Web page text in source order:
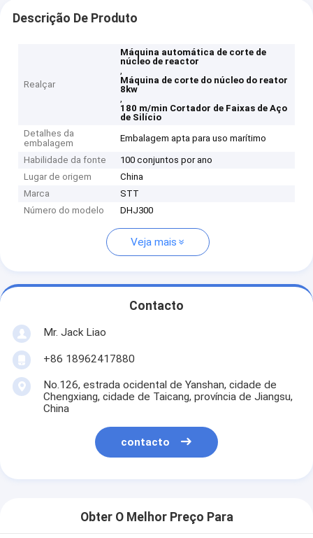
Descrição De Produto
Realçar
Máquina automática de corte de
núcleo de reactor
,
Máquina de corte do núcleo do reator
8kw
,
180 m/min Cortador de Faixas de Aço
de Silício
Detalhes da
embalagem
Embalagem apta para uso marítimo
Habilidade da fonte
100 conjuntos por ano
Lugar de origem
China
Marca
STT
Número do modelo
DHJ300
Veja mais
Contacto
Mr. Jack Liao
+86 18962417880
No.126, estrada ocidental de Yanshan, cidade de
Chengxiang, cidade de Taicang, província de Jiangsu,
China
contacto
Obter O Melhor Preço Para